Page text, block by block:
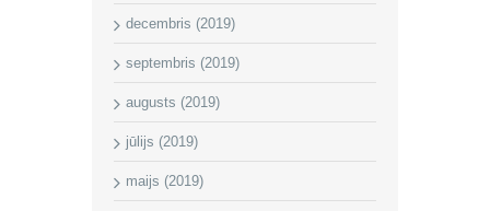
decembris (2019)
septembris (2019)
augusts (2019)
jūlijs (2019)
maijs (2019)